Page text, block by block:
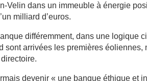
Velin dans un immeuble à énergie
milliard d’euros.
différemment, dans une logique
sont arrivées les premières
devenir « une banque éthique et